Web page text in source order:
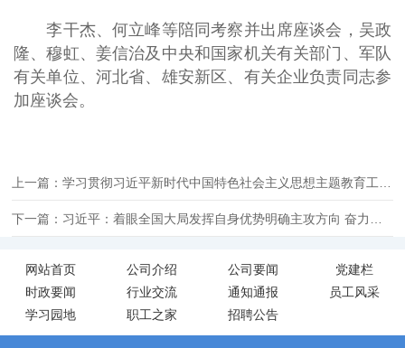
李干杰、何立峰等陪同考察并出席座谈会，吴政
隆、穆虹、姜信治及中央和国家机关有关部门、军队
有关单位、河北省、雄安新区、有关企业负责同志参
加座谈会。
网站首页 公司介绍 公司要闻
党建栏
时政要闻
行业交流 通知通报
员工风采
学习园地
职工之家 招聘公告